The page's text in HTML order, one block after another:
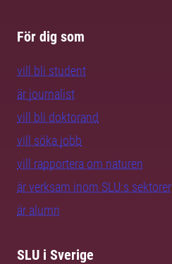
För dig som
vill bli student
är journalist
vill bli doktorand
vill söka jobb
vill rapportera om naturen
är verksam inom SLU:s sektorer
är alumn
SLU i Sverige